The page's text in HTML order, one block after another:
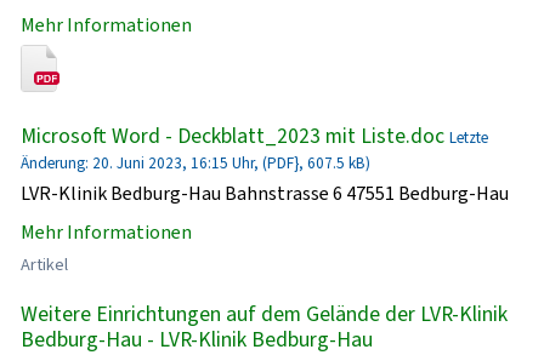
Mehr Informationen
Microsoft Word - Deckblatt_2023 mit Liste.doc Letzte
Änderung: 20. Juni 2023, 16:15 Uhr, (PDF}, 607.5 kB)
LVR-Klinik Bedburg-Hau Bahnstrasse 6 47551 Bedburg-Hau
Mehr Informationen
Artikel
Weitere Einrichtungen auf dem Gelände der LVR-Klinik
Bedburg-Hau - LVR-Klinik Bedburg-Hau